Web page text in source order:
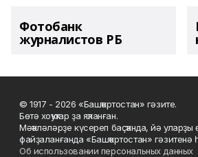
Фотобанк
журналистов РБ
© 1917 - 2026 «Башҡортостан» гәзите.
Бөтә хоҡуҡтар ҙа яҡланған.
Мәҡәләләрҙе күсереп баҫҡанда, йә
файҙаланғанда «Башҡортостан» гәзитенә
Об использовании персональных данных